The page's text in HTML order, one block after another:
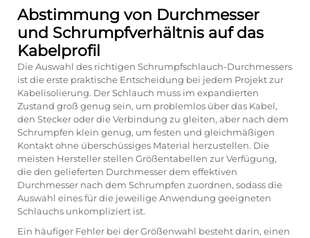
Abstimmung von Durchmesser
und Schrumpfverhältnis auf das
Kabelprofil
Die Auswahl des richtigen Schrumpfschlauch-Durchmessers
ist die erste praktische Entscheidung bei jedem Projekt zur
Kabelisolierung. Der Schlauch muss im expandierten
Zustand groß genug sein, um problemlos über das Kabel,
den Stecker oder die Verbindung zu gleiten, aber nach dem
Schrumpfen klein genug, um festen und gleichmäßigen
Kontakt ohne überschüssiges Material herzustellen. Die
meisten Hersteller stellen Größentabellen zur Verfügung,
die den gelieferten Durchmesser dem effektiven
Durchmesser nach dem Schrumpfen zuordnen, sodass die
Auswahl eines für die jeweilige Anwendung geeigneten
Schlauchs unkompliziert ist.
Ein häufiger Fehler bei der Größenwahl besteht darin, einen